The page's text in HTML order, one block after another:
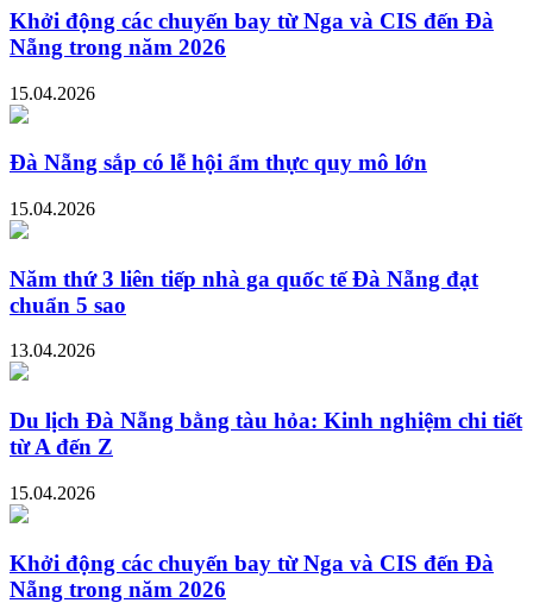
Khởi động các chuyến bay từ Nga và CIS đến Đà
Nẵng trong năm 2026
15.04.2026
Đà Nẵng sắp có lễ hội ẩm thực quy mô lớn
15.04.2026
Năm thứ 3 liên tiếp nhà ga quốc tế Đà Nẵng đạt
chuẩn 5 sao
13.04.2026
Du lịch Đà Nẵng bằng tàu hỏa: Kinh nghiệm chi tiết
từ A đến Z
15.04.2026
Khởi động các chuyến bay từ Nga và CIS đến Đà
Nẵng trong năm 2026